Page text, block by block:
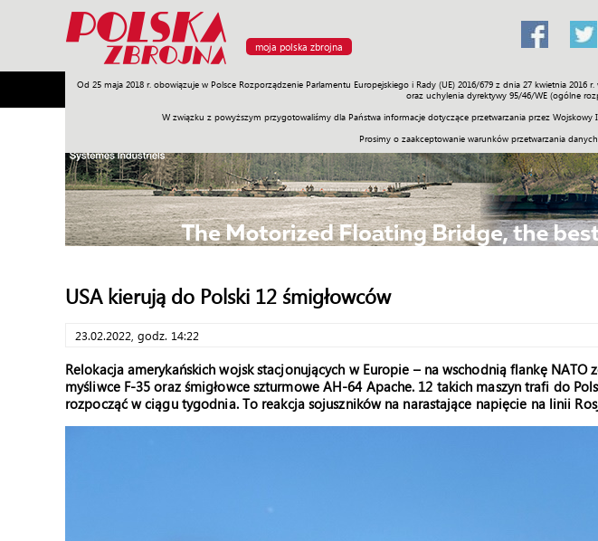
moja polska zbrojna
Od 25 maja 2018 r. obowiązuje w Polsce Rozporządzenie Parlamentu Europejskiego i Rady (UE) 2016/679 z dnia 27 kwietnia
oraz uchylenia dyrektywy 95/46/WE (ogólne
W związku z powyższym przygotowaliśmy dla Państwa informacje dotyczące przetwarzania przez
Prosimy o zaakceptowanie warunków przetwarzania
Armia Poligon Sprzęt Misje Polityka Prawo Świat Społeczność Sport
USA kierują do Polski 12 śmigłowców
23.02.2022, godz. 14:22
Relokacja amerykańskich wojsk stacjonujących w Europie – na wschodnią flankę NATO
myśliwce F-35 oraz śmigłowce szturmowe AH-64 Apache. 12 takich maszyn trafi do
rozpocząć w ciągu tygodnia. To reakcja sojuszników na narastające napięcie na linii